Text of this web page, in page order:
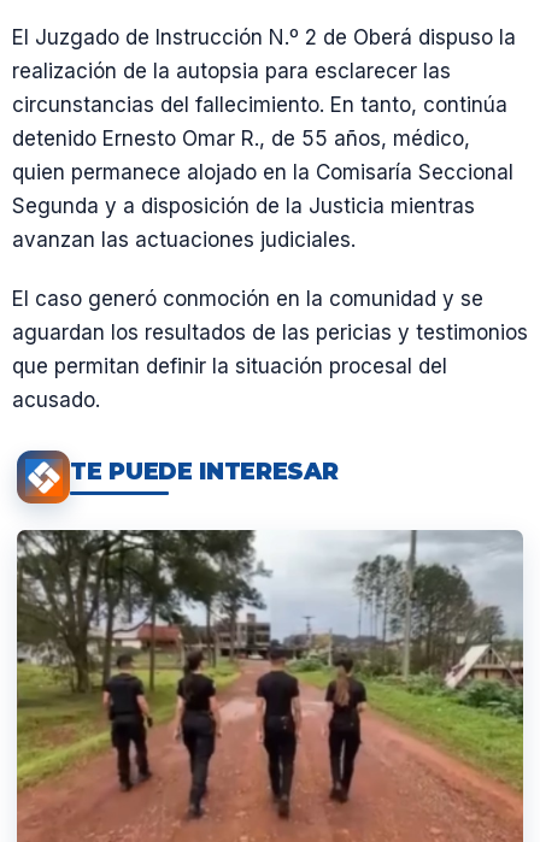
El Juzgado de Instrucción N.º 2 de Oberá dispuso la
realización de la autopsia para esclarecer las
circunstancias del fallecimiento. En tanto, continúa
detenido Ernesto Omar R., de 55 años, médico,
quien permanece alojado en la Comisaría Seccional
Segunda y a disposición de la Justicia mientras
avanzan las actuaciones judiciales.
El caso generó conmoción en la comunidad y se
aguardan los resultados de las pericias y testimonios
que permitan definir la situación procesal del
acusado.
TE PUEDE INTERESAR